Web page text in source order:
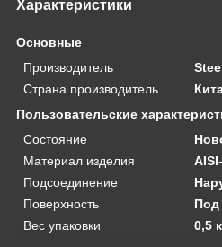
Характеристики
Основные
Производитель
Страна производитель
Пользовательские
Состояние
Материал изделия
Подсоединение
Поверхность
Под
Вес упаковки
0,5